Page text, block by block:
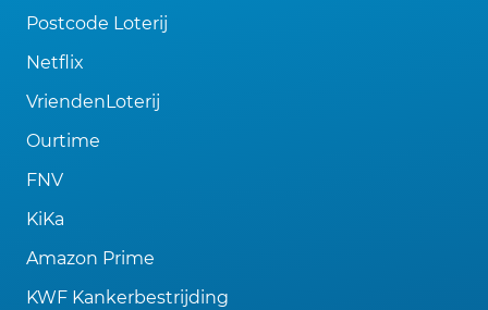
Postcode Loterij
Netflix
VriendenLoterij
Ourtime
FNV
KiKa
Amazon Prime
KWF Kankerbestrijding